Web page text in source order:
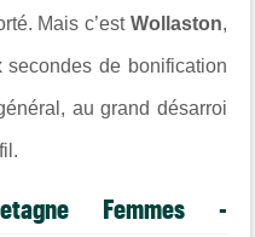
Mais c’est Wollaston,
de bonification
au grand désarroi
Femmes -